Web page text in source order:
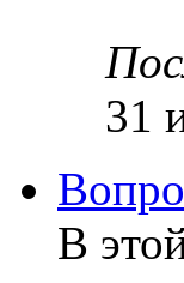
31
В